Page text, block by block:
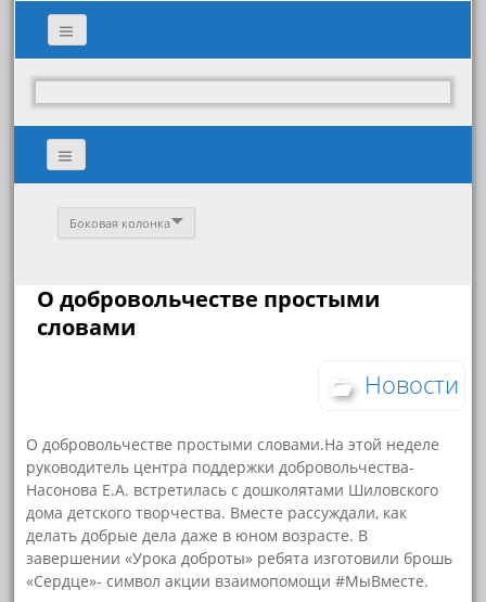
Боковая колонка
О добровольчестве простыми
словами
Новости
О добровольчестве простыми словами.На этой неделе
руководитель центра поддержки добровольчества-
Насонова Е.А. встретилась с дошколятами Шиловского
дома детского творчества. Вместе рассуждали, как
делать добрые дела даже в юном возрасте. В
завершении «Урока доброты» ребята изготовили брошь
«Сердце»- символ акции взаимопомощи #МыВместе.